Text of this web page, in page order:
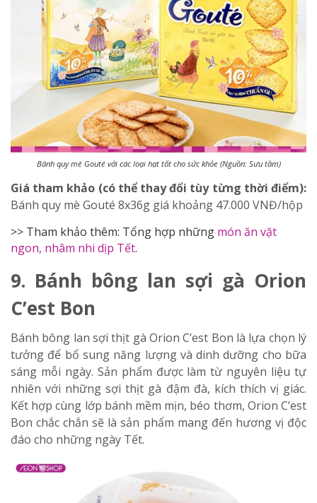
Bánh quy mè Gouté với các loại hạt tốt cho sức khỏe (Nguồn: Sưu tầm)
Giá tham khảo (có thể thay đổi tùy từng thời điểm):
Bánh quy mè Gouté 8x36g giá khoảng 47.000 VNĐ/hộp
>> Tham khảo thêm: Tổng hợp những món ăn vặt
ngon, nhâm nhi dịp Tết.
9. Bánh bông lan sợi gà Orion
C’est Bon
Bánh bông lan sợi thịt gà Orion C’est Bon là lựa chọn lý
tưởng để bổ sung năng lượng và dinh dưỡng cho bữa
sáng mỗi ngày. Sản phẩm được làm từ nguyên liệu tự
nhiên với những sợi thịt gà đậm đà, kích thích vị giác.
Kết hợp cùng lớp bánh mềm mịn, béo thơm, Orion C’est
Bon chắc chắn sẽ là sản phẩm mang đến hương vị độc
đáo cho những ngày Tết.